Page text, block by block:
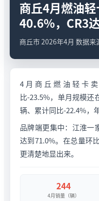
商丘4月燃油
40.6%，CR3
商丘市 2026年4月 数据
4月商丘燃油轻卡
比-23.5%，单月规模还
辆、累计同比-22.4%，
品牌端更集中：江淮一
达到71.0%。在总量环
更清楚地显出来。
244
4月销量（辆）